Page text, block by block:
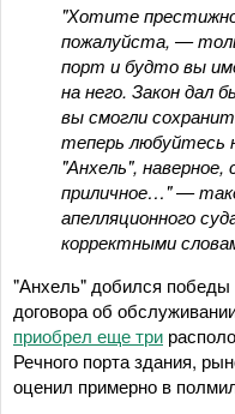
"Хотите
пожалуйста, —
порт и будто вы
на него. Закон дал
вы смогли
теперь любуйтесь
"Анхель",
приличное…" —
апелляционного
корректными
"Анхель" добился победы
договора об
приобрел еще три
Речного порта здания,
оценил примерно в